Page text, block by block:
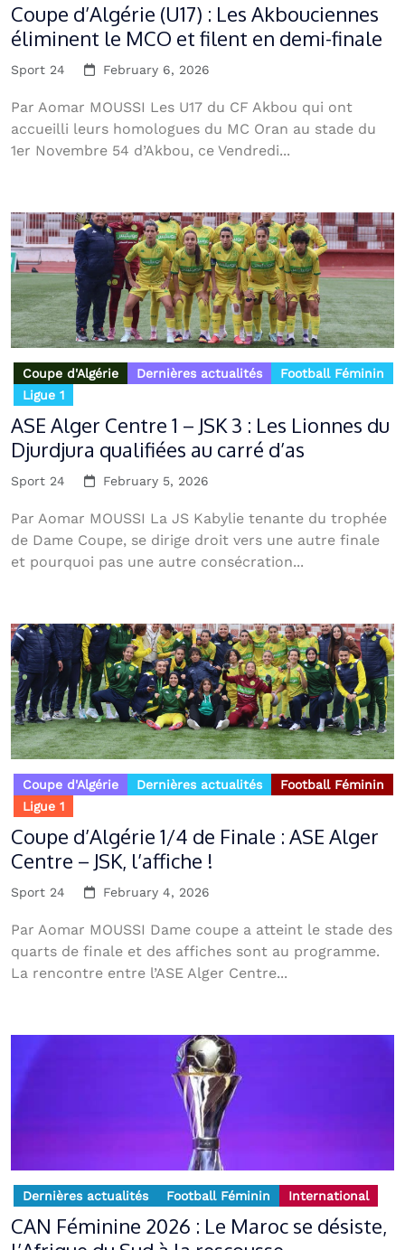
Coupe d’Algérie (U17) : Les Akbouciennes
éliminent le MCO et filent en demi-finale
Sport 24 February 6, 2026
Par Aomar MOUSSI Les U17 du CF Akbou qui ont
accueilli leurs homologues du MC Oran au stade du
1er Novembre 54 d’Akbou, ce Vendredi...
Coupe d'Algérie Dernières actualités
Football Féminin
Ligue 1
ASE Alger Centre 1 – JSK 3 : Les Lionnes du
Djurdjura qualifiées au carré d’as
Sport 24 February 5, 2026
Par Aomar MOUSSI La JS Kabylie tenante du trophée
de Dame Coupe, se dirige droit vers une autre finale
et pourquoi pas une autre consécration...
Coupe d'Algérie Dernières actualités
Football Féminin
Ligue 1
Coupe d’Algérie 1/4 de Finale : ASE Alger
Centre – JSK, l’affiche !
Sport 24 February 4, 2026
Par Aomar MOUSSI Dame coupe a atteint le stade des
quarts de finale et des affiches sont au programme.
La rencontre entre l’ASE Alger Centre...
Dernières actualités Football Féminin International
CAN Féminine 2026 : Le Maroc se désiste,